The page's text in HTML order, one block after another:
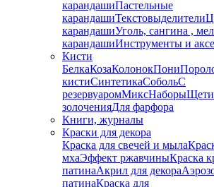
карандашиПастельные
карандашиТекстовыделители
карандашиУголь, сангина , мел
карандашиИнструменты и
Кисти
БелкаКозаКолонокПони
кистиСинтетикаСобольС
резервуаромМиксНаборы
золоченияДля фарфора
Книги, журналы
Краски для декора
Краска для свечей и мыла
мхаЭффект ржавчиныКраска
патинаАкрил для декора
патинаКраска для